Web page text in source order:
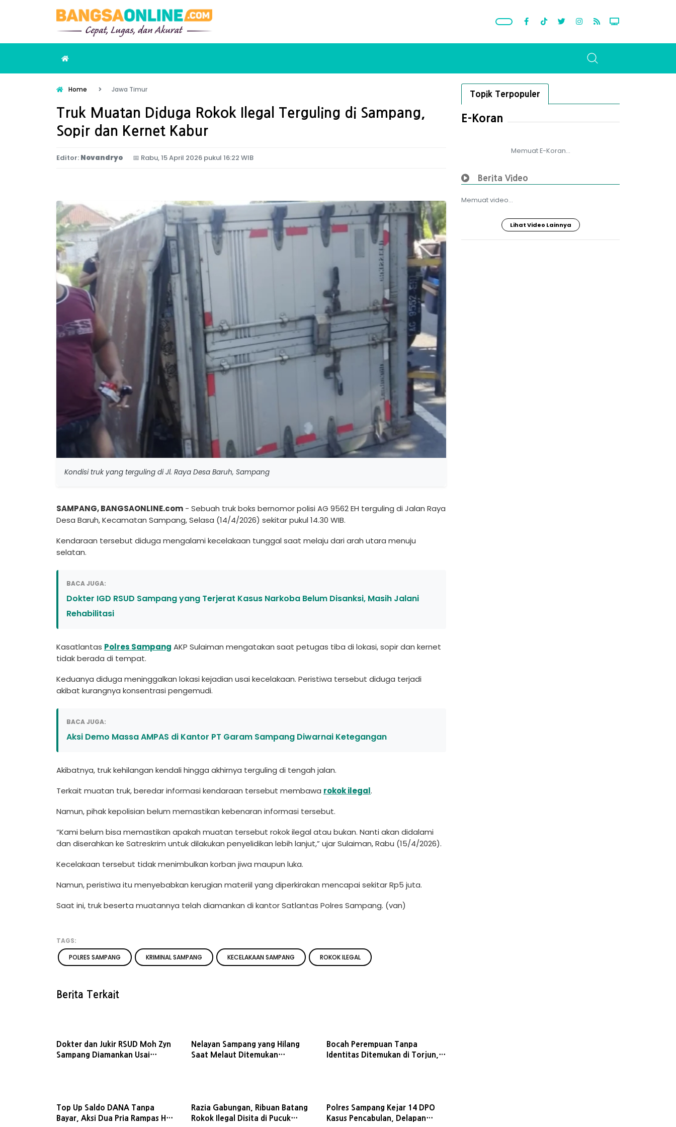
Home Jawa Timur
Truk Muatan Diduga Rokok Ilegal Terguling di Sampang,
Sopir dan Kernet Kabur
Editor: Novandryo 📅 Rabu, 15 April 2026 pukul 16:22 WIB
Kondisi truk yang terguling di Jl. Raya Desa Baruh, Sampang
SAMPANG, BANGSAONLINE.com - Sebuah truk boks bernomor polisi AG 9562 EH terguling di Jalan Raya
Desa Baruh, Kecamatan Sampang, Selasa (14/4/2026) sekitar pukul 14.30 WIB.
Kendaraan tersebut diduga mengalami kecelakaan tunggal saat melaju dari arah utara menuju
selatan.
BACA JUGA:
Dokter IGD RSUD Sampang yang Terjerat Kasus Narkoba Belum Disanksi, Masih Jalani
Rehabilitasi
Kasatlantas Polres Sampang AKP Sulaiman mengatakan saat petugas tiba di lokasi, sopir dan kernet
tidak berada di tempat.
Keduanya diduga meninggalkan lokasi kejadian usai kecelakaan. Peristiwa tersebut diduga terjadi
akibat kurangnya konsentrasi pengemudi.
BACA JUGA:
Aksi Demo Massa AMPAS di Kantor PT Garam Sampang Diwarnai Ketegangan
Akibatnya, truk kehilangan kendali hingga akhirnya terguling di tengah jalan.
Terkait muatan truk, beredar informasi kendaraan tersebut membawa rokok ilegal.
Namun, pihak kepolisian belum memastikan kebenaran informasi tersebut.
“Kami belum bisa memastikan apakah muatan tersebut rokok ilegal atau bukan. Nanti akan didalami
dan diserahkan ke Satreskrim untuk dilakukan penyelidikan lebih lanjut,” ujar Sulaiman, Rabu (15/4/2026).
Kecelakaan tersebut tidak menimbulkan korban jiwa maupun luka.
Namun, peristiwa itu menyebabkan kerugian materiil yang diperkirakan mencapai sekitar Rp5 juta.
Saat ini, truk beserta muatannya telah diamankan di kantor Satlantas Polres Sampang. (van)
TAGS:
POLRES SAMPANG
KRIMINAL SAMPANG KECELAKAAN SAMPANG ROKOK ILEGAL
Berita Terkait
Dokter dan Jukir RSUD Moh Zyn
Sampang Diamankan Usai
Nelayan Sampang yang Hilang
Saat Melaut Ditemukan
Bocah Perempuan Tanpa
Identitas Ditemukan di Torjun,
Top Up Saldo DANA Tanpa
Bayar, Aksi Dua Pria Rampas HP
Razia Gabungan, Ribuan Batang
Rokok Ilegal Disita di Pucuk
Polres Sampang Kejar 14 DPO
Kasus Pencabulan, Delapan
Topik Terpopuler
E-Koran
Memuat E-Koran...
Berita Video
Memuat video...
Lihat Video Lainnya